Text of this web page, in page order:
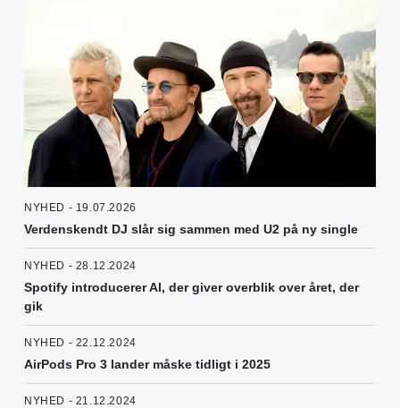
NYHED - 19.07.2026
Verdenskendt DJ slår sig sammen med U2 på ny single
NYHED - 28.12.2024
Spotify introducerer AI, der giver overblik over året, der
gik
NYHED - 22.12.2024
AirPods Pro 3 lander måske tidligt i 2025
NYHED - 21.12.2024